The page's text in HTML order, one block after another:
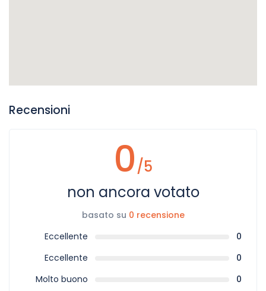
Recensioni
0/5
non ancora votato
basato su 0 recensione
Eccellente
0
Eccellente
0
Molto buono
0